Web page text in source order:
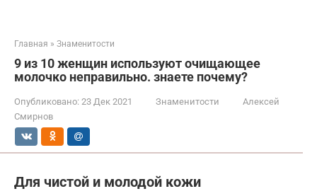
Главная » Знаменитости
9 из 10 женщин используют очищающее
молочко неправильно. знаете почему?
Опубликовано: 23 Дек 2021 Знаменитости
Алексей
Смирнов
Для чистой и молодой кожи